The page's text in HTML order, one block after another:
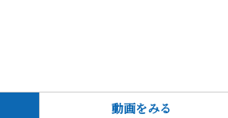
動画をみる